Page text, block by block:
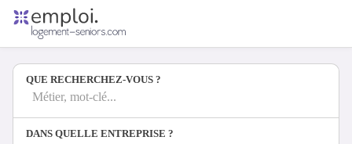
Offres d'emploi
Entreprises
Métiers
QUE RECHERCHEZ-VOUS ?
Métier, mot-clé...
DANS QUELLE ENTREPRISE ?